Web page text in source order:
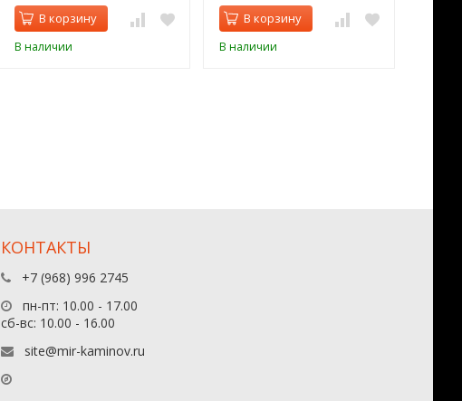
В корзину
В наличии
В корзину
В наличии
КОНТАКТЫ
+7 (968) 996 2745
пн-пт: 10.00 - 17.00
сб-вс: 10.00 - 16.00
site@mir-kaminov.ru